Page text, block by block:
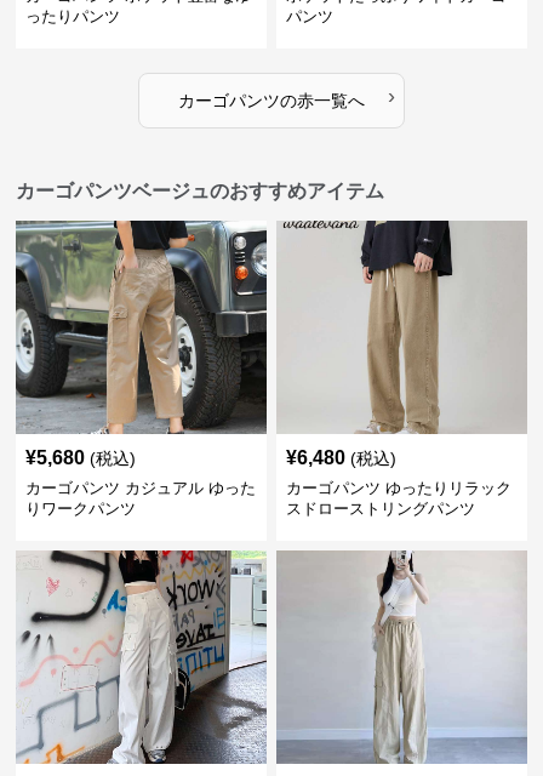
ったりパンツ
パンツ
カーゴパンツの赤一覧へ ›
カーゴパンツベージュのおすすめアイテム
¥5,680 (税込)
カーゴパンツ カジュアル ゆった
りワークパンツ
¥6,480 (税込)
カーゴパンツ ゆったりリラック
スドローストリングパンツ